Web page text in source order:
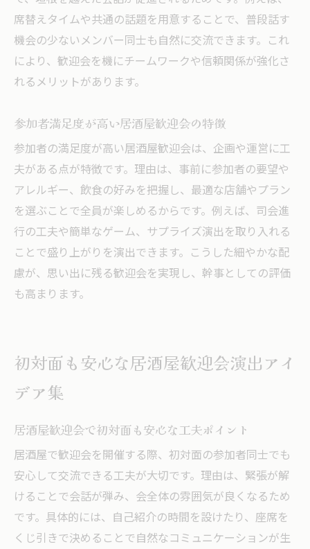
席替えタイムや共通の話題を用意することで、普段話す
機会の少ないメンバー同士も自然に交流できます。これ
により、歓迎会を機にチームワークや信頼関係が強化さ
れるメリットがあります。
参加者満足度が高い居酒屋歓迎会の特徴
参加者の満足度が高い居酒屋歓迎会は、企画や運営に工
夫がある点が特徴です。理由は、事前に参加者の要望や
アレルギー、飲食の好みを把握し、最適な店舗やプラン
を選ぶことで全員が楽しめるからです。例えば、司会進
行の工夫や簡単なゲーム、サプライズ演出を取り入れる
ことで盛り上がりを演出できます。こうした細やかな配
慮が、思い出に残る歓迎会を実現し、幹事としての評価
も高まります。
初対面も安心な居酒屋歓迎会演出アイ
デア集
居酒屋歓迎会で初対面も安心な工夫ポイント
居酒屋で歓迎会を開催する際、初対面の参加者同士でも
安心して交流できる工夫が大切です。理由は、緊張が解
けることで会話が弾み、会全体の雰囲気が良くなるため
です。具体的には、自己紹介の時間を設けたり、座席を
くじ引きで決めることで自然なコミュニケーションが生